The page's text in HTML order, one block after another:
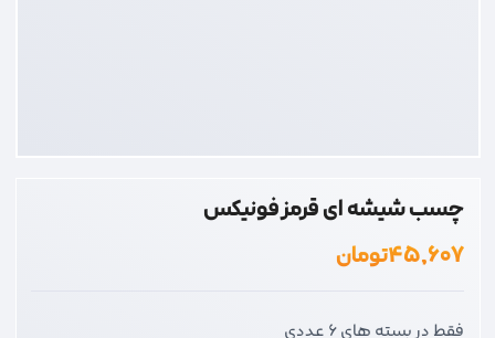
چسب شیشه ای قرمز فونیکس
۴۵,۶۰۷تومان
فقط در بسته های 6 عددی